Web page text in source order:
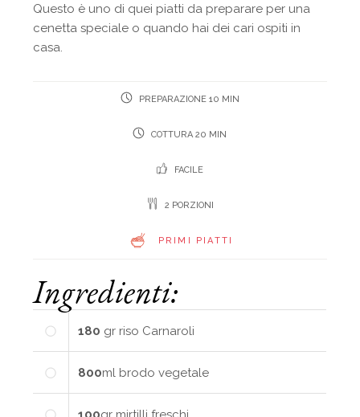
Questo è uno di quei piatti da preparare per una
cenetta speciale o quando hai dei cari ospiti in
casa.
PREPARAZIONE 10 MIN
COTTURA 20 MIN
FACILE
2 PORZIONI
PRIMI PIATTI
Ingredienti:
180 gr riso Carnaroli
800ml brodo vegetale